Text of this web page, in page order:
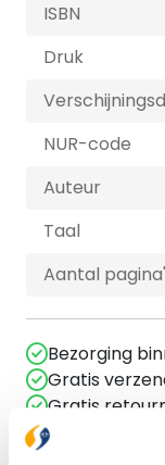
ISBN
Druk
NUR-code
Auteur
Taal
Aantal
Bezorging
Gratis
Gratis